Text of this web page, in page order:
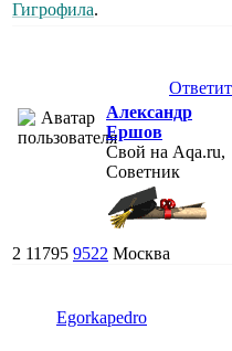
Гигрофила.
Александр
Ершов
Свой на Aqa.ru,
Советник
2 11795 9522 Москва
Egorkapedro